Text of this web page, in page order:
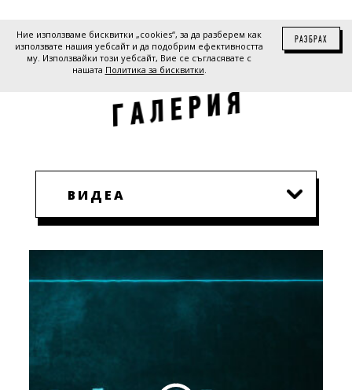
Ние използваме бисквитки „cookies“, за да разберем как
използвате нашия уебсайт и да подобрим ефективността
му. Използвайки този уебсайт, Вие се съгласявате с
нашата Политика за бисквитки.
РАЗБРАХ
ГАЛЕРИЯ